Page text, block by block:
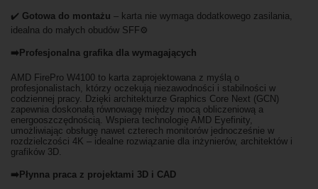
✔️ Gotowa do montażu – karta nie wymaga dodatkowego zasilania,
idealna do małych obudów SFF⚙️
➡️Profesjonalna grafika dla wymagających
AMD FirePro W4100 to karta zaprojektowana z myślą o
profesjonalistach, którzy oczekują niezawodności i stabilności w
codziennej pracy. Dzięki architekturze Graphics Core Next (GCN)
zapewnia doskonałą równowagę między mocą obliczeniową a
energooszczędnością. Wspiera technologię AMD Eyefinity,
umożliwiając obsługę nawet czterech monitorów jednocześnie w
rozdzielczości 4K – idealne rozwiązanie dla inżynierów, architektów i
grafików 3D.
➡️Płynna praca z projektami 3D i CAD